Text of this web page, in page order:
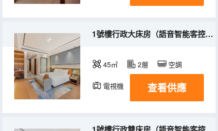
1號樓行政大床房（語音智能客控+75寸投屏電視）
45㎡ 2層 空調
電視機 查看供應